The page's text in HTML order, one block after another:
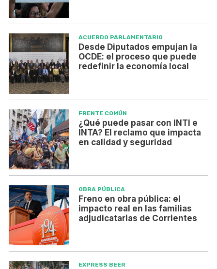
ACUERDO PARLAMENTARIO
Desde Diputados empujan la
OCDE: el proceso que puede
redefinir la economía local
FRENTE COMÚN
¿Qué puede pasar con INTI e
INTA? El reclamo que impacta
en calidad y seguridad
OBRA PÚBLICA
Freno en obra pública: el
impacto real en las familias
adjudicatarias de Corrientes
EXPRESS BEER